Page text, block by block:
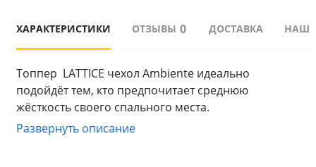
ХАРАКТЕРИСТИКИ ОТЗЫВЫ 0 ДОСТАВКА
Топпер  LATTICE чехол Ambiente идеально
подойдёт тем, кто предпочитает среднюю
жёсткость своего спального места.
Наполнитель: Натуральный латекс производится
Развернуть описание